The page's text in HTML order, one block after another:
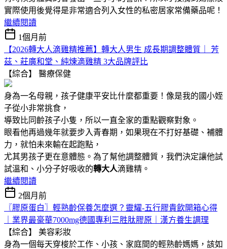
實際使用後覺得是非常適合列入女性的私密居家常備藥品呢！
繼續閱讀
1個月前
【2026轉大人滴雞精推薦】轉大人男生 成長期調整體質｜ 芳
茲、莊廣和堂、純煉滴雞精 3大品牌評比
【綜合】 醫療保健
身為一名母親，孩子健康平安比什麼都重要！像是我的國小姪
子從小非常挑食，
導致比同齡孩子小隻，所以一直全家的重點觀察對象。
眼看他再過幾年就要步入青春期，如果現在不打好基礎、補體
力，就怕未來輸在起跑點，
尤其男孩子更在意體態。為了幫他調整體質，我們決定讓他試
試溫和、小分子好吸收的轉大人滴雞精。
繼續閱讀
2個月前
〖膠原蛋白〗輕熟齡保養怎麼選？靈耀-五行膠貴飲開箱心得
｜業界最豪華7000mg德國專利三胜肽膠原｜漢方養生調理
【綜合】 美容彩妝
身為一個每天穿梭於工作、小孩、家庭間的輕熟齡媽媽，該如